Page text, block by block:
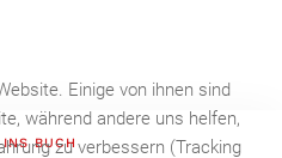
BUCH
Einige von ihnen sind
während andere uns helfen,
zu verbessern (Tracking